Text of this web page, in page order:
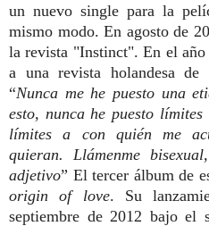
un nuevo single para la
mismo modo. En agosto de
la revista "Instinct". En el año
a una revista holandesa de
“Nunca me he puesto una
esto, nunca he puesto límites
límites a con quién me
quieran. Llámenme
adjetivo” El tercer álbum de
origin of love. Su
septiembre de 2012 bajo el